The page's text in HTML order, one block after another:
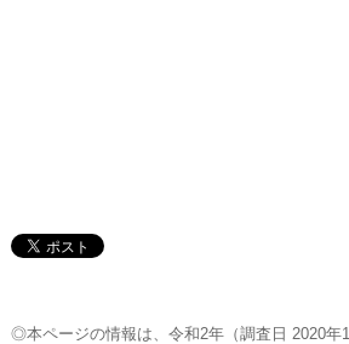
◎本ページの情報は、令和2年（調査日 2020年